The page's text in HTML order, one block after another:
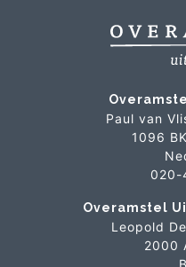
Paul van
1096
020-
Overamstel
Leopold
2000